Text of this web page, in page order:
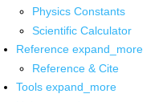
Physics Constants
Scientific Calculator
Reference expand_more
Reference & Cite
Tools expand_more